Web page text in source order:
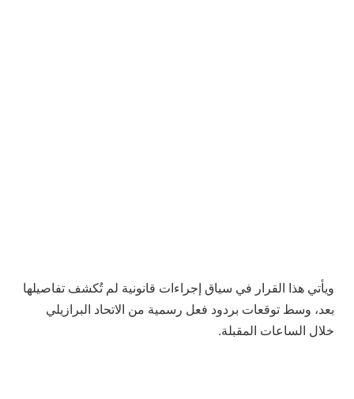
ويأتي هذا القرار في سياق إجراءات قانونية لم تُكشف تفاصيلها
بعد، وسط توقعات بردود فعل رسمية من الاتحاد البرازيلي
خلال الساعات المقبلة.